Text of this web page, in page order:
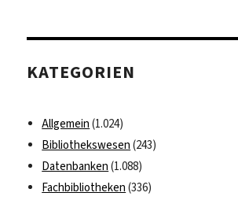
KATEGORIEN
Allgemein (1.024)
Bibliothekswesen (243)
Datenbanken (1.088)
Fachbibliotheken (336)